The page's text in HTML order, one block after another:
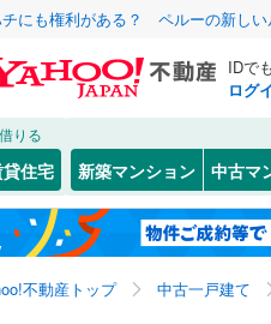
にも権利がある？ ペルーの新しい
IDで
ログ
借りる
住宅 新築マンション 中古マ
不動産トップ 中古一戸建て
北海道 北海
東北 青森
関東 東京
松山
八幡
大洲市
喜多
氷見
上市
1
JR 予讃線
私鉄・その他 伊予
伊予
こだわり条件 リフォ
リノ
（0）
設備